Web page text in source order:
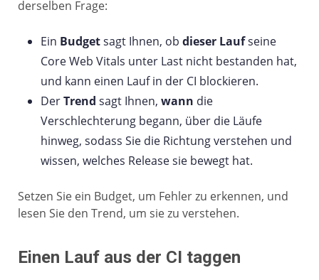
derselben Frage:
Ein Budgetsagt Ihnen, ob dieser Laufseine
Core Web Vitals unter Last nicht bestanden hat,
und kann einen Lauf in der CI blockieren.
DerTrend sagt Ihnen, wann die
Verschlechterung begann, über die Läufe
hinweg, sodass Sie die Richtung verstehen und
wissen, welches Release sie bewegt hat.
Setzen Sie ein Budget, um Fehler zu erkennen, und
lesen Sie den Trend, um sie zu verstehen.
Einen Lauf aus der CI taggen